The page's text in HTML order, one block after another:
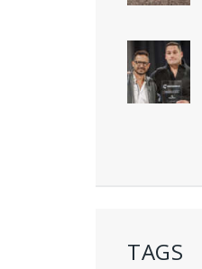
TAGS